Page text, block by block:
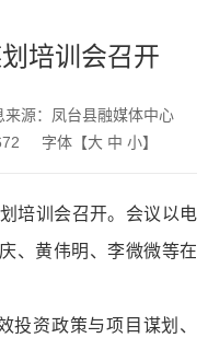
培训会召开
来源：凤台县融媒体中心
字体【大 中 小】
培训会召开。会议以电
、黄伟明、李微微等在
投资政策与项目谋划、